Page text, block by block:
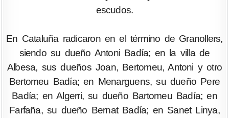
escudos.
En Cataluña radicaron en el término de Granollers,
siendo su dueño Antoni Badía; en la villa de
Albesa, sus dueños Joan, Bertomeu, Antoni y otro
Bertomeu Badía; en Menarguens, su dueño Pere
Badía; en Algerri, su dueño Bartomeu Badía; en
Farfaña, su dueño Bernat Badía; en Sanet Linya,